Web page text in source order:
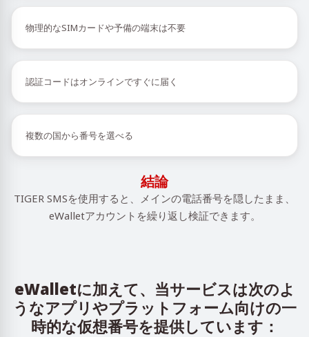
物理的なSIMカードや予備の端末は不要
認証コードはオンラインですぐに届く
複数の国から番号を選べる
結論
TIGER SMSを使用すると、メインの電話番号を隠したまま、
eWalletアカウントを繰り返し検証できます。
eWalletに加えて、当サービスは次のよ
うなアプリやプラットフォーム向けの一
時的な仮想番号を提供しています：